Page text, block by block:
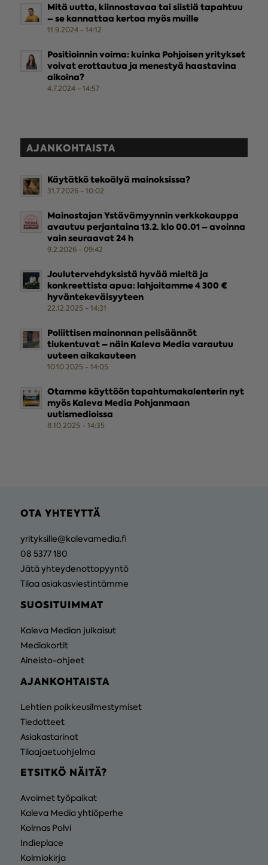
Mitä uutta, kiinnostavaa tai siistiä tapahtuu
– se kannattaa kertoa myös muille
11.9.2024 - 14:12
Positioinnin voima: kuinka Pohjoisen yritykset
voivat erottautua ja menestyä haastavina
aikoina?
4.7.2024 - 14:57
AJANKOHTAISTA
Käytätkö tekoälyä mainoksissa?
31.7.2026 - 10:02
Mainostajan Ystävämyynnin verkkokauppa
avautuu perjantaina 13.2. klo 00.01 – avoinna
vain seuraavat 24 h
9.2.2026 - 09:42
Joulutervehdyksistä hyvää mieltä ja
konkreettista apua: lahjoitamme 4 300 €
hyväntekeväisyyteen
22.12.2025 - 14:31
Poliittisen mainonnan pelisäännöt
tiukentuvat – näin Kaleva Media varautuu
uuteen aikakauteen
10.10.2025 - 14:05
Otamme käyttöön tapahtumakalenterin nyt
myös Kaleva Media Pohjanmaan
uutismedioissa
8.10.2025 - 14:35
OTA YHTEYTTÄ
yrityksille@kalevamedia.fi
08 5377 180
Jätä yhteydenottopyyntö
Tilaa asiakasviestintämme
SUOSITUIMMAT
Kaleva Median julkaisut
Mediakortit
Aineisto-ohjeet
AJANKOHTAISTA
Lehtien poikkeusilmestymiset
Tiedotteet
Asiakastarinat
Tilaajaetuohjelma
ETSITKÖ NÄITÄ?
Avoimet työpaikat
Kaleva Media yhtiöperhe
Kolmas Polvi
Indieplace
Kolmiokirja